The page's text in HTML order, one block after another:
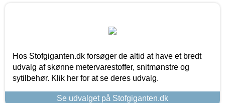
Hos Stofgiganten.dk forsøger de altid at have et bredt
udvalg af skønne metervarestoffer, snitmønstre og
sytilbehør. Klik her for at se deres udvalg.
Se udvalget på Stofgiganten.dk